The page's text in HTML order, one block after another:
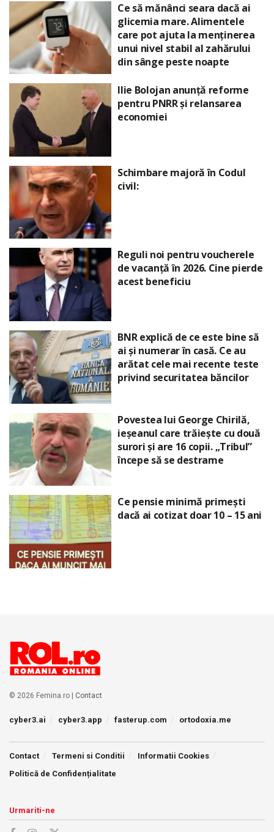
Ce să mănânci seara dacă ai
glicemia mare. Alimentele
care pot ajuta la menținerea
unui nivel stabil al zahărului
din sânge peste noapte
Ilie Bolojan anunță reforme
pentru PNRR și relansarea
economiei
Schimbare majoră în Codul
civil:
Reguli noi pentru voucherele
de vacanță în 2026. Cine pierde
acest beneficiu
BNR explică de ce este bine să
ai și numerar în casă. Ce au
arătat cele mai recente teste
privind securitatea băncilor
Povestea lui George Chirilă,
ieșeanul care trăiește cu două
surori și are 16 copii. „Tribul”
începe să se destrame
Ce pensie minimă primești
dacă ai cotizat doar 10 – 15 ani
© 2026 Femina.ro | Contact
cyber3.ai cyber3.app fasterup.com ortodoxia.me
Contact Termeni si Conditii
Informatii Cookies
Politică de Confidențialitate
Urmariti-ne